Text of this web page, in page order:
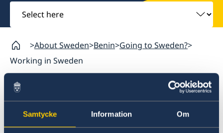
Samtycke Information Om
Select
here
About Sweden Benin Going to Sweden?
Working in Sweden
Benin
Going to Sweden?
Visiting Sweden
Working in Sweden